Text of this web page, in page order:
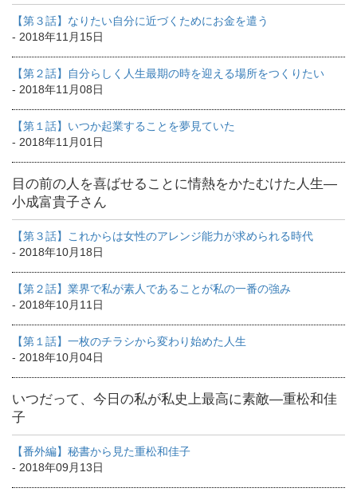
【第３話】なりたい自分に近づくためにお金を遣う
- 2018年11月15日
【第２話】自分らしく人生最期の時を迎える場所をつくりたい
- 2018年11月08日
【第１話】いつか起業することを夢見ていた
- 2018年11月01日
目の前の人を喜ばせることに情熱をかたむけた人生―
小成富貴子さん
【第３話】これからは女性のアレンジ能力が求められる時代
- 2018年10月18日
【第２話】業界で私が素人であることが私の一番の強み
- 2018年10月11日
【第１話】一枚のチラシから変わり始めた人生
- 2018年10月04日
いつだって、今日の私が私史上最高に素敵―重松和佳
子
【番外編】秘書から見た重松和佳子
- 2018年09月13日